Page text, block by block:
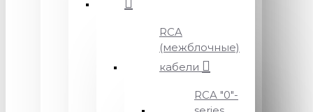
RCA
(межблочные)
кабели
RCA "0"-